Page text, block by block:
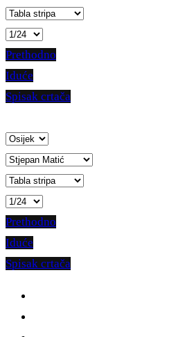
Prethodno
Iduće
Spisak crtača
Prethodno
Iduće
Spisak crtača